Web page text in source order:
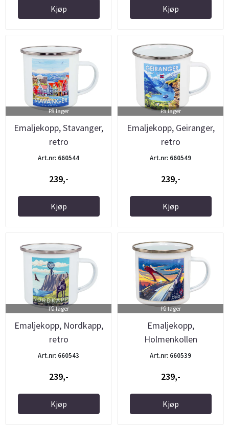
Kjøp Kjøp
På lager
Emaljekopp, Stavanger,
retro
Art.nr: 660544
239,-
Kjøp
På lager
Emaljekopp, Geiranger,
retro
Art.nr: 660549
239,-
Kjøp
På lager
Emaljekopp, Nordkapp,
retro
Art.nr: 660543
239,-
Kjøp
På lager
Emaljekopp,
Holmenkollen
Art.nr: 660539
239,-
Kjøp